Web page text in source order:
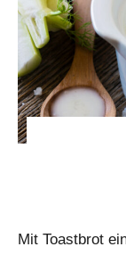
Mit Toastbrot